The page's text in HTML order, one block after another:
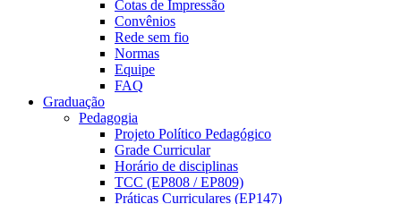
Cotas de Impressão
Convênios
Rede sem fio
Normas
Equipe
FAQ
Graduação
Pedagogia
Projeto Político Pedagógico
Grade Curricular
Horário de disciplinas
TCC (EP808 / EP809)
Práticas Curriculares (EP147)